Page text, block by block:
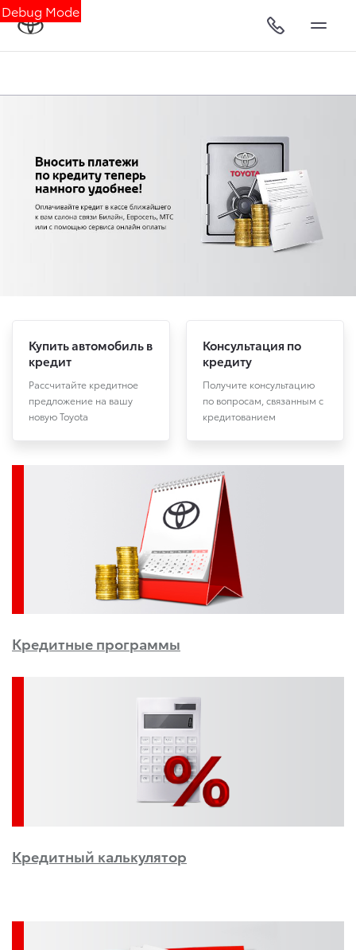
Debug Mode
Купить автомобиль в
кредит
Рассчитайте кредитное
предложение на вашу
новую Toyota
Консультация по
кредиту
Получите консультацию
по вопросам, связанным с
кредитованием
Кредитные программы
Кредитный калькулятор